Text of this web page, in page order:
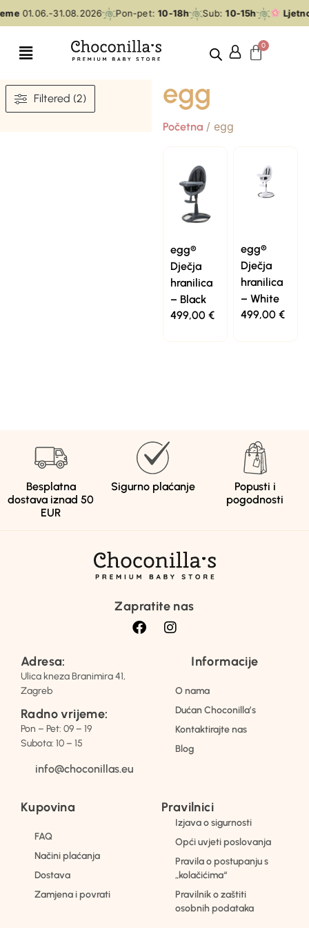
01.06.-31.08.2026 Pon-pet: 10-18h Sub: 10-15h
Filtered (2) egg
Početna/ egg
egg®
Dječja
hranilica
– Black
499,00 €
egg®
Dječja
hranilica
– White
499,00 €
Besplatna
dostava iznad 50
EUR
Sigurno plaćanje
Popusti i
pogodnosti
Zapratite nas
Adresa:
Ulica kneza Branimira 41,
Zagreb
Radno vrijeme:
Pon – Pet: 09 – 19
Subota: 10 – 15
info@choconillas.eu
Informacije
O nama
Dućan Choconilla’s
Kontaktirajte nas
Blog
Kupovina
FAQ
Načini plaćanja
Dostava
Zamjena i povrati
Pravilnici
Izjava o sigurnosti
Opći uvjeti poslovanja
Pravila o postupanju s
„kolačićima“
Pravilnik o zaštiti
osobnih podataka